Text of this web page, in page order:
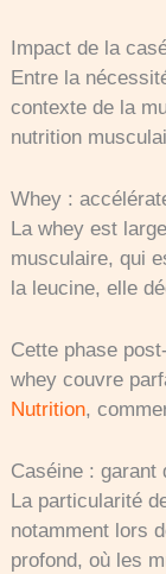
Impact de la
Entre la
contexte de la
nutrition
Whey :
La whey est
musculaire, qui
la leucine, elle
Cette phase
whey couvre
Nutrition,
Caséine : garant
La particularité
notamment lors
profond, où les